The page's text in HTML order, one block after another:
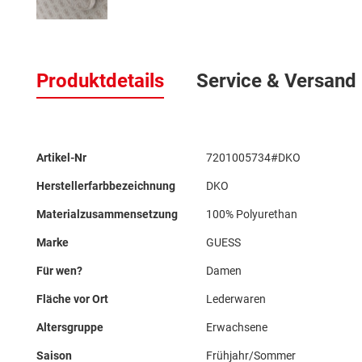
der
Bildergalerie
Produktdetails
Mehr
Artikel-Nr 7201005734#DKO
Herstellerfarbbezeichnung DKO
Materialzusammensetzung 100% Polyurethan
Marke GUESS
Für wen? Damen
Fläche vor Ort Lederwaren
Altersgruppe Erwachsene
Saison Frühjahr/Sommer
Service & Versand